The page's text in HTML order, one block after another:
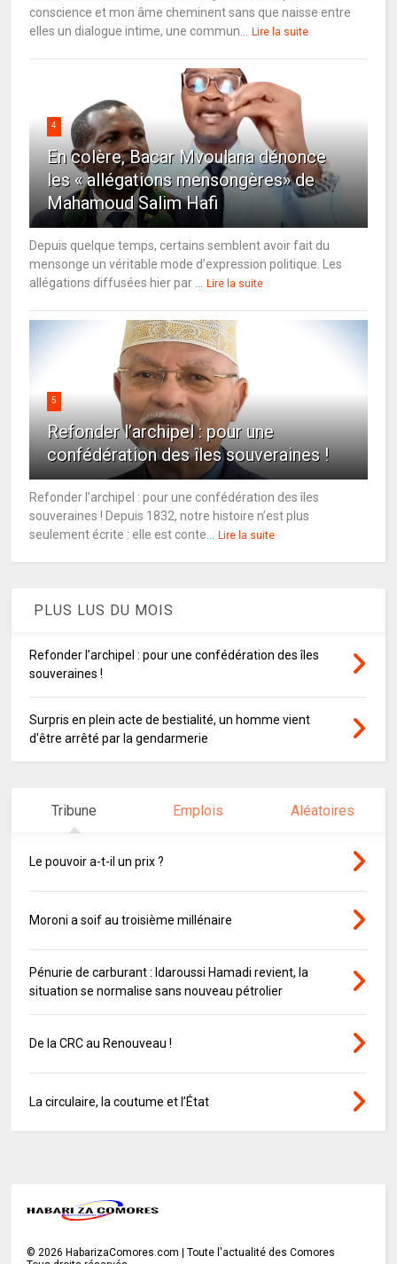
conscience et mon âme cheminent sans que naisse entre
elles un dialogue intime, une commun...
Lire la suite
4
En colère, Bacar Mvoulana dénonce
les « allégations mensongères» de
Mahamoud Salim Hafi
Depuis quelque temps, certains semblent avoir fait du
mensonge un véritable mode d’expression politique. Les
allégations diffusées hier par ...
Lire la suite
5
Refonder l’archipel : pour une
confédération des îles souveraines !
Refonder l’archipel : pour une confédération des îles
souveraines ! Depuis 1832, notre histoire n’est plus
seulement écrite : elle est conte...
Lire la suite
PLUS LUS DU MOIS
Refonder l’archipel : pour une confédération des îles
souveraines !
Surpris en plein acte de bestialité, un homme vient
d'être arrêté par la gendarmerie
Tribune Emplois Aléatoires
Le pouvoir a-t-il un prix ?
Moroni a soif au troisième millénaire
Pénurie de carburant : Idaroussi Hamadi revient, la
situation se normalise sans nouveau pétrolier
De la CRC au Renouveau !
La circulaire, la coutume et l’État
©2026 HabarizaComores.com | Toute l'actualité des Comores